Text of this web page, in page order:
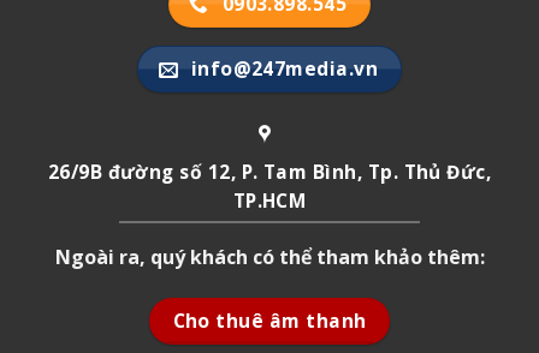
info@247media.vn
26/9B đường số 12, P. Tam Bình, Tp. Thủ Đức,
TP.HCM
Ngoài ra, quý khách có thể tham khảo thêm:
Cho thuê âm thanh